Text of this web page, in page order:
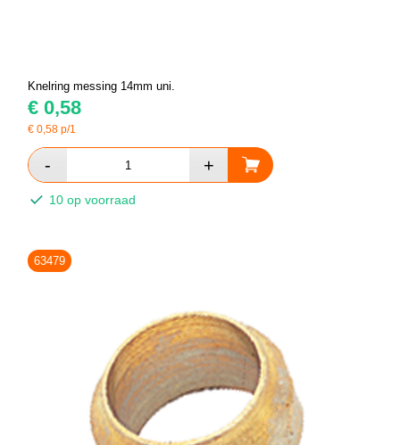
Knelring messing 14mm uni.
€ 0,58
€0,58 p/1
10 op voorraad
63479